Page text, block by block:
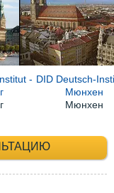
- DID Deutsch-
Мюнхен
Мюнхен
660-35-